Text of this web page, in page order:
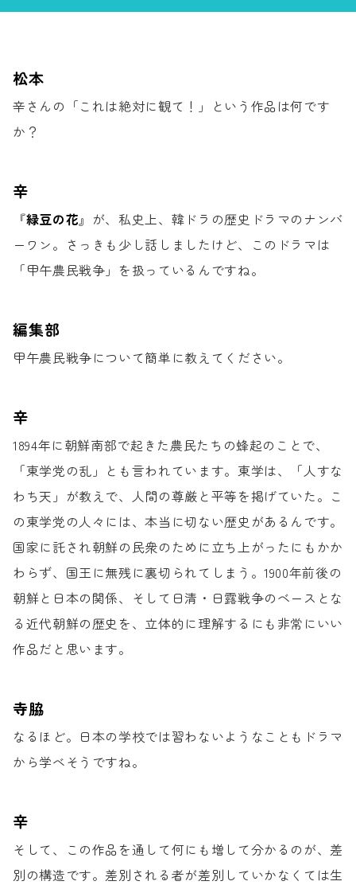
松本
辛さんの「これは絶対に観て！」
という作品は何です
か？
辛
『緑豆の花』が、私史上、韓ドラの歴史ドラマのナンバ
ーワン。 さっきも少し話しましたけど、
このドラマは
「甲午農民戦争」を扱っているんですね。
編集部
甲午農民戦争について簡単に教えてください。
辛
1894年に朝鮮南部で起きた農民たちの蜂起のことで、
「東学党の乱」とも言われています。 東学は、「人すな
わち天」が教えで、 人間の尊厳と平等を掲げていた。 こ
の東学党の人々には、本当に切ない歴史があるんです。
国家に託され朝鮮の民衆のために立ち上がったにもかか
わらず、 国王に無残に裏切られてしまう。1900年前後の
朝鮮と日本の関係、 そして日清・日露戦争のベースとな
る 近代朝鮮の歴史を、 立体的に理解するにも 非常にいい
作品だと思います。
寺脇
なるほど。 日本の学校では習わないようなことも ドラマ
から学べそうですね。
辛
そして、この作品を通して何にも増して分かるのが、 差
別の構造です。 差別される者が差別していかなくては生